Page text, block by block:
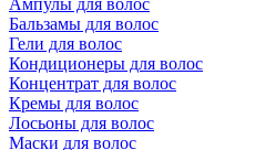
Ампулы для волос
Бальзамы для волос
Гели для волос
Кондиционеры для волос
Концентрат для волос
Кремы для волос
Лосьоны для волос
Маски для волос